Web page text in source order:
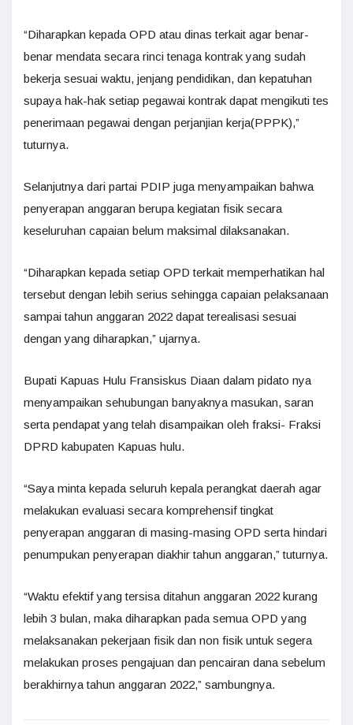
“Diharapkan kepada OPD atau dinas terkait agar benar-
benar mendata secara rinci tenaga kontrak yang sudah
bekerja sesuai waktu, jenjang pendidikan, dan kepatuhan
supaya hak-hak setiap pegawai kontrak dapat mengikuti tes
penerimaan pegawai dengan perjanjian kerja(PPPK),”
tuturnya.
Selanjutnya dari partai PDIP juga menyampaikan bahwa
penyerapan anggaran berupa kegiatan fisik secara
keseluruhan capaian belum maksimal dilaksanakan.
“Diharapkan kepada setiap OPD terkait memperhatikan hal
tersebut dengan lebih serius sehingga capaian pelaksanaan
sampai tahun anggaran 2022 dapat terealisasi sesuai
dengan yang diharapkan,” ujarnya.
Bupati Kapuas Hulu Fransiskus Diaan dalam pidato nya
menyampaikan sehubungan banyaknya masukan, saran
serta pendapat yang telah disampaikan oleh fraksi- Fraksi
DPRD kabupaten Kapuas hulu.
“Saya minta kepada seluruh kepala perangkat daerah agar
melakukan evaluasi secara komprehensif tingkat
penyerapan anggaran di masing-masing OPD serta hindari
penumpukan penyerapan diakhir tahun anggaran,” tuturnya.
“Waktu efektif yang tersisa ditahun anggaran 2022 kurang
lebih 3 bulan, maka diharapkan pada semua OPD yang
melaksanakan pekerjaan fisik dan non fisik untuk segera
melakukan proses pengajuan dan pencairan dana sebelum
berakhirnya tahun anggaran 2022,” sambungnya.